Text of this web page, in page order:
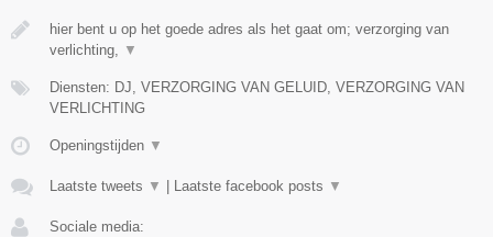
hier bent u op het goede adres als het gaat om; verzorging van
verlichting, ▼
Diensten: DJ, VERZORGING VAN GELUID, VERZORGING VAN
VERLICHTING
Openingstijden ▼
Laatste tweets ▼ Laatste facebook posts ▼
Sociale media: